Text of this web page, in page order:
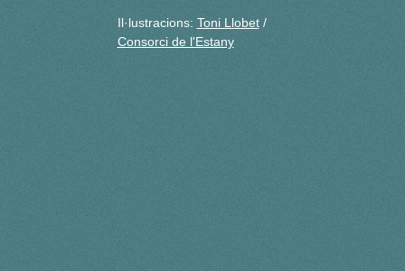
Il·lustracions: Toni Llobet/
Consorci de l'Estany